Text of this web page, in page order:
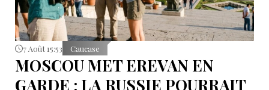
7 Août 15:53 Caucase
MOSCOU MET EREVAN EN
GARDE : LA RUSSIE POURRAIT